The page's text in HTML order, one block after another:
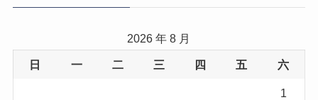
2026 年 8 月
日 一 二 三 四 五 六
1